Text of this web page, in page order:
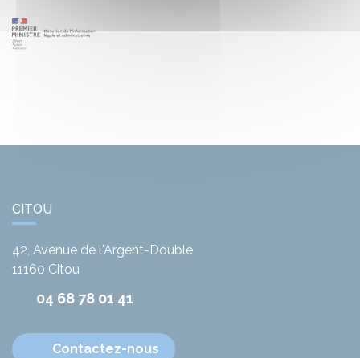
CITOU
42, Avenue de l'Argent-Double
11160 Citou
04 68 78 01 41
Contactez-nous